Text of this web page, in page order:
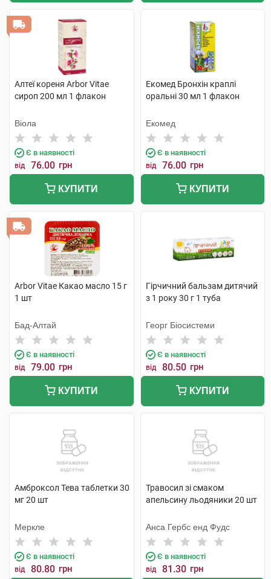
Алтеї кореня Arbor Vitae
сироп 200 мл 1 флакон
Віола
Є в наявності
від 76.00 грн
КУПИТИ
Екомед Бронхін краплі
оральні 30 мл 1 флакон
Екомед
Є в наявності
від 76.00 грн
КУПИТИ
Arbor Vitae Какао масло 15 г
1 шт
Бад-Алтай
Є в наявності
від 79.00 грн
КУПИТИ
Гірчичний бальзам дитячий
з 1 року 30 г 1 туба
Георг Біосистеми
Є в наявності
від 80.50 грн
КУПИТИ
Амброксол Тева таблетки 30
мг 20 шт
Меркле
Є в наявності
від 80.80 грн
Травосил зі смаком
апельсину льодяники 20 шт
Анса Гербc енд Фудс
Є в наявності
від 81.30 грн